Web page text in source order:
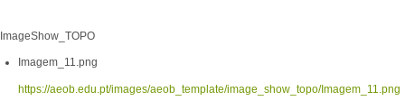
ImageShow_TOPO
Imagem_11.png
https://aeob.edu.pt/images/aeob_template/image_show_topo/Imagem_11.png